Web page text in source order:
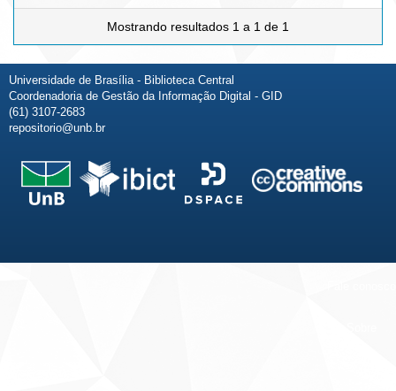
Mostrando resultados 1 a 1 de 1
Universidade de Brasília - Biblioteca Central
Coordenadoria de Gestão da Informação Digital - GID
(61) 3107-2683
repositorio@unb.br